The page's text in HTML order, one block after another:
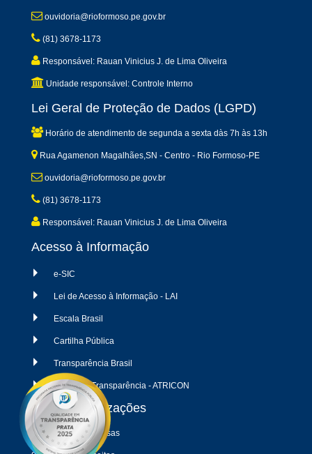
ouvidoria@rioformoso.pe.gov.br
(81) 3678-1173
Responsável: Rauan Vinicius J. de Lima Oliveira
Unidade responsável: Controle Interno
Lei Geral de Proteção de Dados (LGPD)
Horário de atendimento de segunda a sexta dàs 7h às 13h
Rua Agamenon Magalhães,SN - Centro - Rio Formoso-PE
ouvidoria@rioformoso.pe.gov.br
(81) 3678-1173
Responsável: Rauan Vinicius J. de Lima Oliveira
Acesso à Informação
e-SIC
Lei de Acesso à Informação - LAI
Escala Brasil
Cartilha Pública
Transparência Brasil
Radar da Transparência - ATRICON
Últimas atualizações
04/08/2026 - Despesas